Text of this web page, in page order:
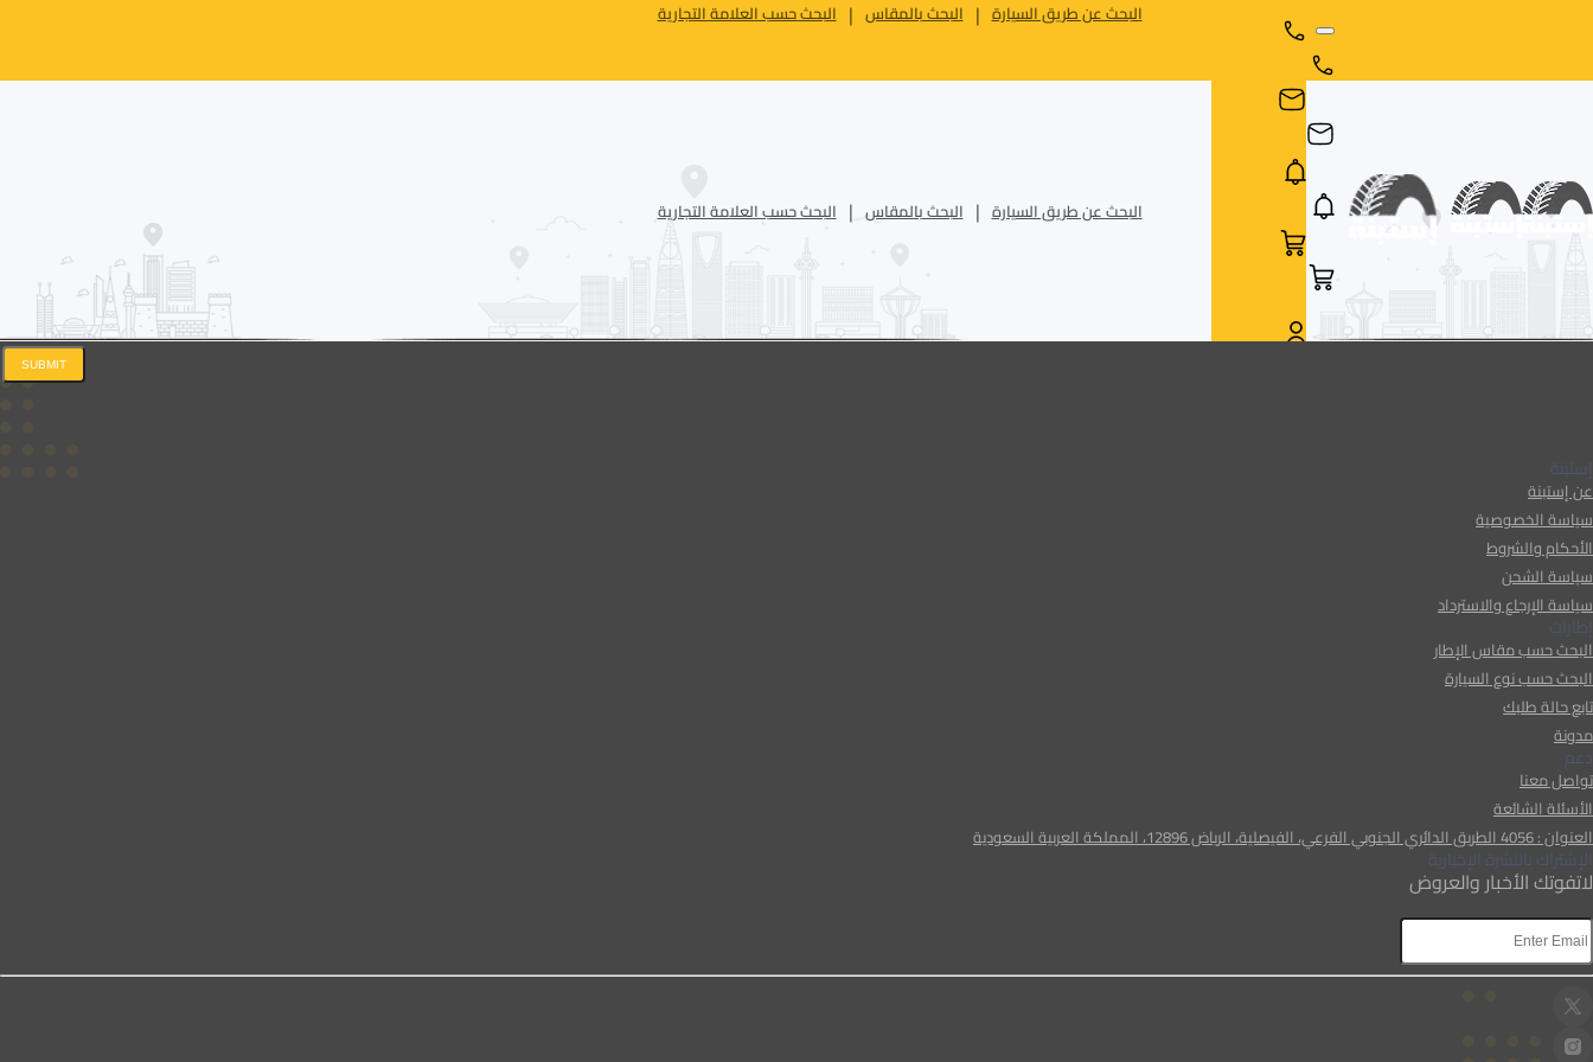
البحث عن طريق السيارة البحث بالمقاس البحث حسب العلامة التجارية
البحث عن طريق السيارة البحث بالمقاس البحث حسب العلامة التجارية
إستبنة
عن إستبنة
سياسة الخصوصية
الأحكام والشروط
سياسة الشحن
سياسة الإرجاع والاسترداد
إطارات
البحث حسب مقاس الإطار
البحث حسب نوع السيارة
تابع حالة طلبك
مدونة
دعم
تواصل معنا
الأسئلة الشائعة
العنوان : 4056 الطريق الدائري الجنوبي الفرعي، الفيصلية، الرياض 12896، المملكة العربية السعودية
الإشتراك بالنشرة الإخبارية
لاتفوتك الأخبار والعروض
SUBMIT